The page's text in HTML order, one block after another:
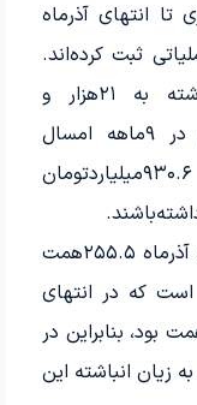
انتهای آذرماه
عملیاتی ثبت کرده‌اند.
این رقم در مدت مشابه سال‌گذشته به ۲۱‌هزار و
۶۱۹.۱‌میلیارد‌تومان می‌رسید، بنابراین در ۹‌ماهه امسال
خودروسازان موفق شده‌اند ۶‌هزار و ۹۳۰.۶‌میلیارد‌تومان
همچنین این سه خودروساز در انتهای آذرماه ۲۵۵.۵همت
است که در انتهای
سال‌گذشته این رقم ۲۲۸.۶‌همت بود، بنابراین در
معادل ۱۱.۸‌درصد به زیان انباشته این